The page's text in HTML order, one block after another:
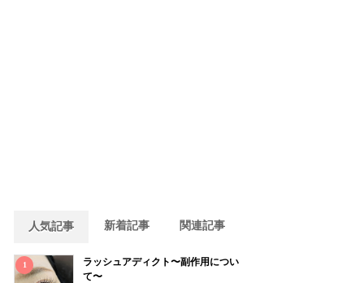
人気記事 新着記事 関連記事
1
ラッシュアディクト〜副作用につい
て〜